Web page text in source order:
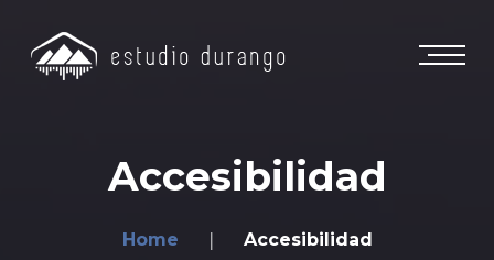
Accesibilidad
Home Accesibilidad